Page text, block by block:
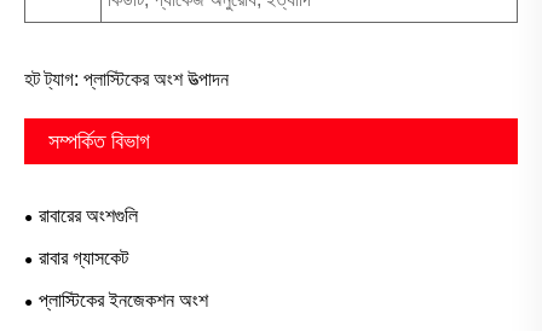
হট ট্যাগ: প্লাস্টিকের অংশ উত্পাদন
সম্পর্কিত বিভাগ
রাবারের অংশগুলি
রাবার গ্যাসকেট
প্লাস্টিকের ইনজেকশন অংশ